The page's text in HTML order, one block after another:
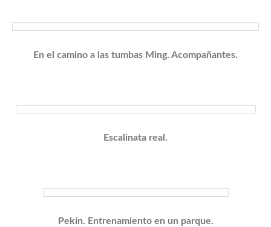
En el camino a las tumbas Ming. Acompañantes.
Escalinata real.
Pekín. Entrenamiento en un parque.